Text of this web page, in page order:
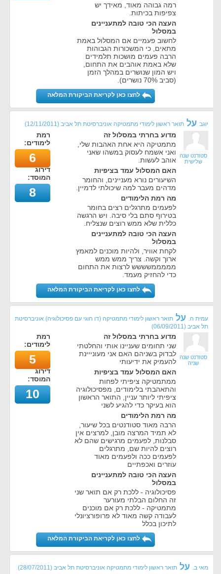
רמה גבוהה מאוד, מאידך יש
צפיפות בכיתות.
העצה הכי טובה למתעניינים
במסלול
לחשוב פעמיים אם המסלול באמת
מתאים, כי המשכורות הגבוהות
הרבה פעמים מושכות תלמידים
שלא באמת אוהבים את התחום,
ויש המון שנושרים במהלך הזמן
(סביב 70% נושרים).
לחצו כאן לקריאת הביקורת המלאה
יוגב על תואר ראשון לימודי מתמטיקה אוניברסיטת תל אביב (
12/11/2011
)
סטודנט שנה
שלישית
מדוע בחרתי במסלול זה
מתמטיקה היא אחת האהבות שלי,
ואני אשמח לעסוק במשהו שאני
אוהב לעשות.
האם המסלול עמד בציפיות
השיעורים נורא מעניינים, והחומר
מדהים מעבר למה שיכולתי לדמיין.
מה רמת הלימודים
לפעמים מתרגלים רצים בחומר
בטירוף סתם בלי סיבה. ויש הרגשה
כללית שלא ממש רוצים שנצליח.
העצה הכי טובה למתעניינים
במסלול
לקחת אוויר, ולהיות מוכנים למאמץ
ארוך וקשה. צריך ממש ממש
מממממשששש לרצות את התחום
כדי להחזיק מעמד.
רמת
לימודים:
6
דירוג
המוסד:
8
לחצו כאן לקריאת הביקורת המלאה
עמית ה. על תואר ראשון לימודי מתמטיקה (דו חוגי עם פסיכולוגיה) אוניברסיטת
תל אביב (
06/09/2011
)
סטודנט שנה
שניה
מדוע בחרתי במסלול זה
שני תחומים שעניינו אותי והחלטתי
לבדוק בשניהם האם אני מעונייינת
להעמיק את ידיעותי
האם המסלול עמד בציפיות
ממתמטיקה ציפיתי לפחות
והתאהבתי בלימודים, מפסיכולוגיה
ציפיתי ליותר עניין, התואר הראשון
הוא בעיקר כדי להגיע לשני
מה רמת הלימודים
הרבה מאוד סטודנטים בכל שיעור,
לא תמיד המרצה מובן, למרצים אין
סבלנות, לפעמים מרגישים שהם לא
רוצים להיות שם, מתרגלים
לפעמים ככה ולפעמים מאוד
עוזרים ואכפתיים
העצה הכי טובה למתעניינים
במסלול
פסיכולוגיה - ללכת רק אם תואר שני
זה החלום הבלתי מעורער
מתמטיקה - ללכת רק אם מוכנים
לעבודה קשה מאוד לא פרופורציונלי
לתיכון בכלל
רמת
לימודים:
5
דירוג
המוסד:
10
לחצו כאן לקריאת הביקורת המלאה
מאי ב. על תואר ראשון לימודי מתמטיקה אוניברסיטת תל אביב (
28/07/2011
)